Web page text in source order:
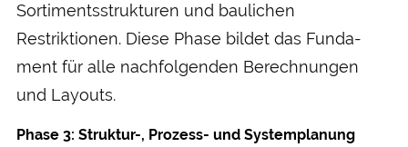
Sortiments­strukturen und baulichen
Restriktionen. Diese Phase bildet das Funda­
ment für alle nach­folgenden Berechnungen
und Layouts.
Phase 3: Struktur-, Prozess- und System­planung